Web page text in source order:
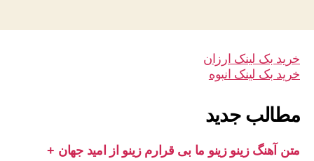
خرید بک لینک ارزان
خرید بک لینک انبوه
مطالب جدید
متن آهنگ زینو زینو ما بی قرارم زینو از امید جهان +